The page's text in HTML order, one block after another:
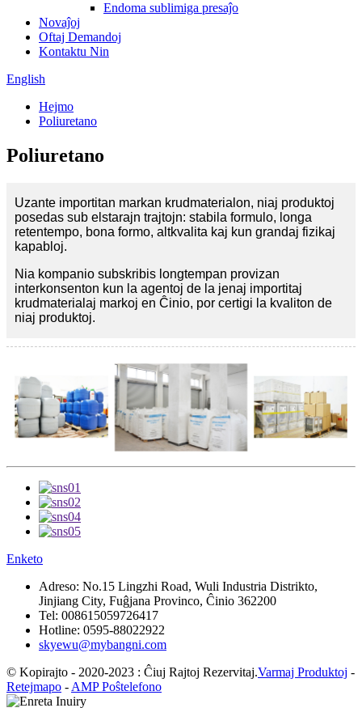
Endoma sublimiga presaĵo
Novaĵoj
Oftaj Demandoj
Kontaktu Nin
English
Hejmo
Poliuretano
Poliuretano
Uzante importitan markan krudmaterialon, niaj produktoj
posedas sub elstarajn trajtojn: stabila formulo, longa
retentempo, bona formo, altkvalita kaj kun grandaj fizikaj
kapabloj.
Nia kompanio subskribis longtempan provizan
interkonsenton kun la agentoj de la jenaj importitaj
krudmaterialaj markoj en Ĉinio, por certigi la kvaliton de
niaj produktoj.
Enketo
Adreso: No.15 Lingzhi Road, Wuli Industria Distrikto,
Jinjiang City, Fuĝjana Provinco, Ĉinio 362200
Tel: 008615059726417
Hotline: 0595-88022922
skyewu@mybangni.com
© Kopirajto - 2020-2023 : Ĉiuj Rajtoj Rezervitaj.Varmaj Produktoj -
Retejmapo - AMP Poŝtelefono